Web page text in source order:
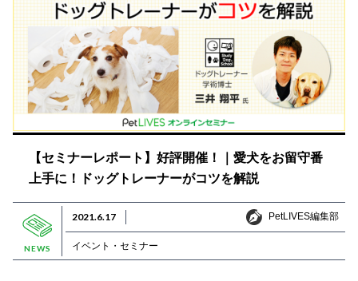
【セミナーレポート】好評開催！｜愛犬をお留守番
上手に！ドッグトレーナーがコツを解説
NEWS
2021.6.17 PetLIVES編集部
PetLIVES編集部
イベント・セミナー